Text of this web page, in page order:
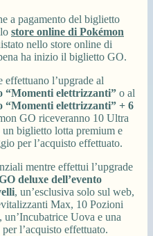
a pagamento del biglietto
store online di Pokémon
nello store online di
ha inizio il biglietto GO.
l’upgrade al
“Momenti elettrizzanti” o al
“Momenti elettrizzanti” + 6
GO riceveranno 10 Ultra
biglietto lotta premium e
per l’acquisto effettuato.
mentre effettui l’upgrade
deluxe dell’evento
, un’esclusiva solo sul web,
Max, 10 Pozioni
Uova e una
l’acquisto effettuato.